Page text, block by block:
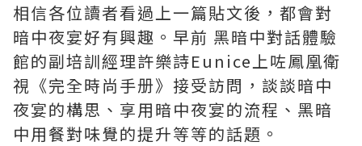
相信各位讀者看過上一篇貼文後，都會對
暗中夜宴好有興趣。早前 黑暗中對話體驗
館的副培訓經理許樂詩Eunice上咗鳳凰衛
視《完全時尚手册》接受訪問，談談暗中
夜宴的構思、享用暗中夜宴的流程、黑暗
中用餐對味覺的提升等等的話題。